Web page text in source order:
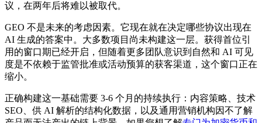
议，在两年后将难以被取代。
GEO 不是未来的考虑因素。它现在就在决定哪些协议出现在
AI 生成的答案中。大多数项目尚未构建这一层。获得首位引
用的窗口期已经开启，但随着更多团队意识到自然和 AI 可见
度是不依赖于监管批准或活动预算的获客渠道，这个窗口正在
缩小。
正确构建这一基础需要 3-6 个月的持续执行：内容策略、技术
SEO、供 AI 解析的结构化数据，以及通用营销机构因不了解